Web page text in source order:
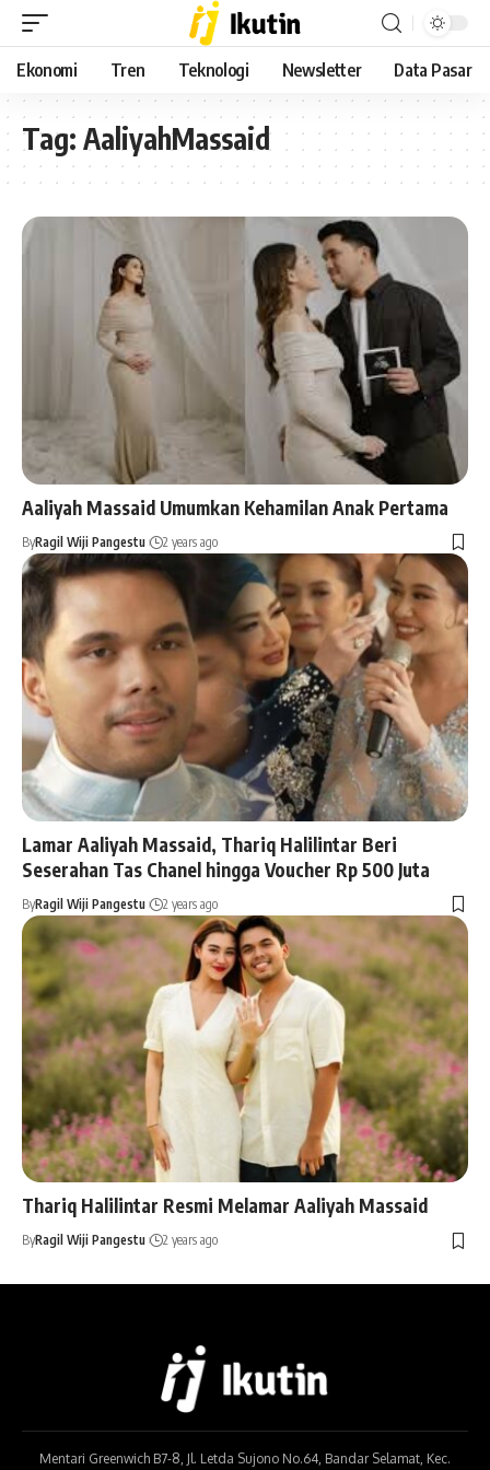
Ekonomi Tren Teknologi Newsletter Data Pasar
Tag: AaliyahMassaid
Aaliyah Massaid Umumkan Kehamilan Anak Pertama
ByRagil Wiji Pangestu 2 years ago
Lamar Aaliyah Massaid, Thariq Halilintar Beri
Seserahan Tas Chanel hingga Voucher Rp 500 Juta
ByRagil Wiji Pangestu 2 years ago
Thariq Halilintar Resmi Melamar Aaliyah Massaid
ByRagil Wiji Pangestu 2 years ago
Mentari Greenwich B7-8, Jl. Letda Sujono No.64, Bandar Selamat, Kec.